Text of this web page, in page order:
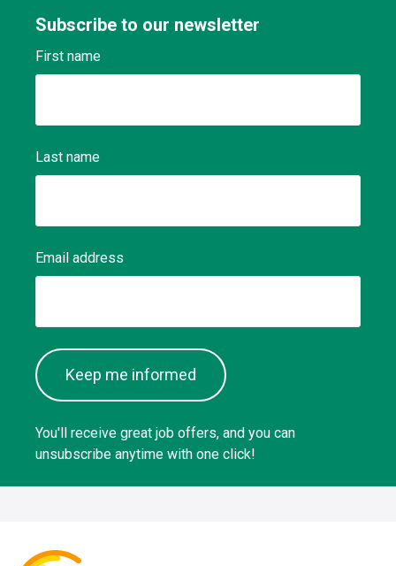
conformément aux consignes en vigueur en matière de
Subscribe to our newsletter
First name
Last name
Email address
Keep me informed
You'll receive great job offers, and you can
unsubscribe anytime with one click!